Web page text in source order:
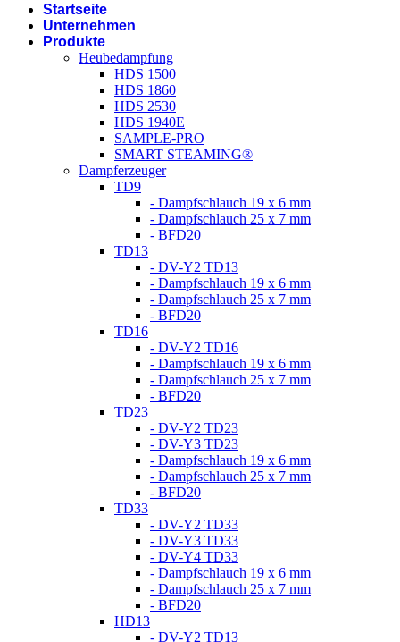
Startseite
Unternehmen
Produkte
Heubedampfung
HDS 1500
HDS 1860
HDS 2530
HDS 1940E
SAMPLE-PRO
SMART STEAMING®
Dampferzeuger
TD9
- Dampfschlauch 19 x 6 mm
- Dampfschlauch 25 x 7 mm
- BFD20
TD13
- DV-Y2 TD13
- Dampfschlauch 19 x 6 mm
- Dampfschlauch 25 x 7 mm
- BFD20
TD16
- DV-Y2 TD16
- Dampfschlauch 19 x 6 mm
- Dampfschlauch 25 x 7 mm
- BFD20
TD23
- DV-Y2 TD23
- DV-Y3 TD23
- Dampfschlauch 19 x 6 mm
- Dampfschlauch 25 x 7 mm
- BFD20
TD33
- DV-Y2 TD33
- DV-Y3 TD33
- DV-Y4 TD33
- Dampfschlauch 19 x 6 mm
- Dampfschlauch 25 x 7 mm
- BFD20
HD13
- DV-Y2 TD13